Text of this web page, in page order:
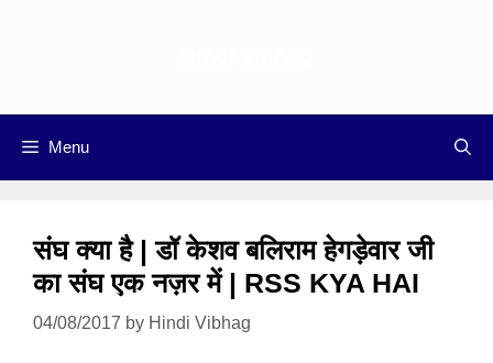
Menu
संघ क्या है | डॉ केशव बलिराम हेगड़ेवार जी
का संघ एक नज़र में | RSS KYA HAI
04/08/2017 by Hindi Vibhag